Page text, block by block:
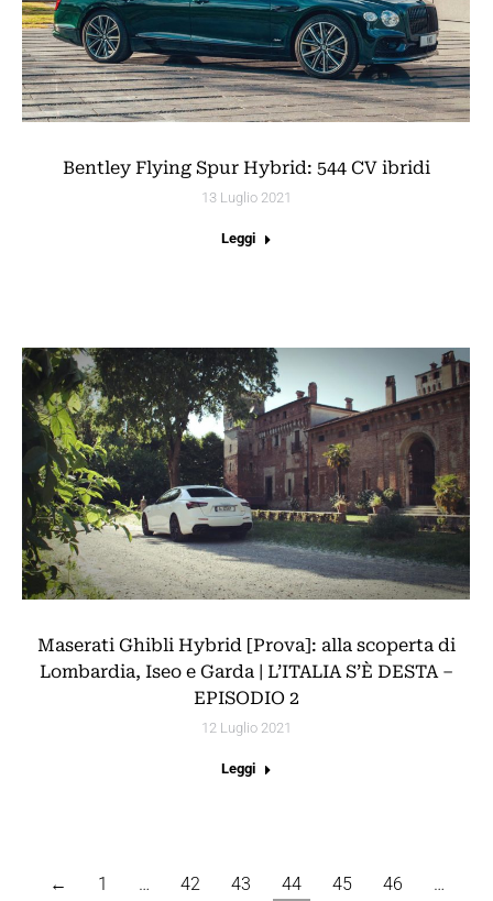
Bentley Flying Spur Hybrid: 544 CV ibridi
13 Luglio 2021
Leggi
Maserati Ghibli Hybrid [Prova]: alla scoperta di
Lombardia, Iseo e Garda | L’ITALIA S’È DESTA –
EPISODIO 2
12 Luglio 2021
Leggi
← 1 … 42 43 44 45 46 …